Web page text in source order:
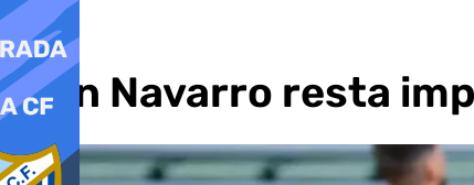
Ibon Navarro resta